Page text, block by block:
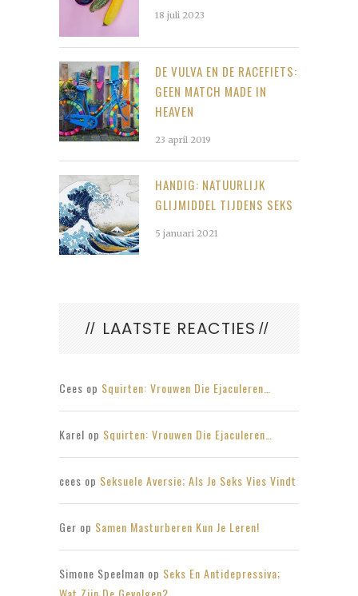
18 juli 2023
DE VULVA EN DE RACEFIETS:
GEEN MATCH MADE IN
HEAVEN
23 april 2019
HANDIG: NATUURLIJK
GLIJMIDDEL TIJDENS SEKS
5 januari 2021
LAATSTE REACTIES
Cees op Squirten: Vrouwen Die Ejaculeren…
Karel op Squirten: Vrouwen Die Ejaculeren…
cees op Seksuele Aversie; Als Je Seks Vies Vindt
Ger op Samen Masturberen Kun Je Leren!
Simone Speelman op Seks En Antidepressiva;